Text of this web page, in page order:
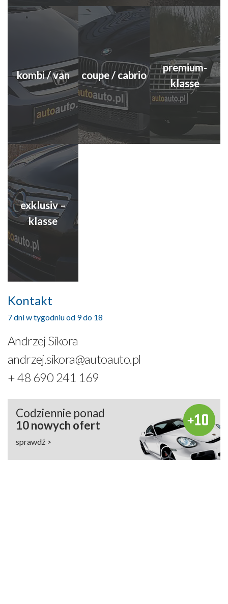
kombi / van coupe / cabrio
premium-
klasse
exklusiv –
klasse
Kontakt
7 dni w tygodniu od 9 do 18
Andrzej Sikora
andrzej.sikora@autoauto.pl
+ 48 690 241 169
Codziennie ponad
10 nowych ofert
sprawdź >